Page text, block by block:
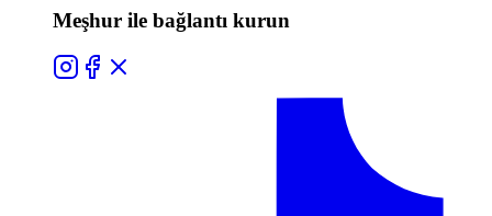
Meşhur ile bağlantı kurun